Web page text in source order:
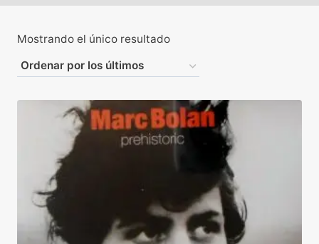
Mostrando el único resultado